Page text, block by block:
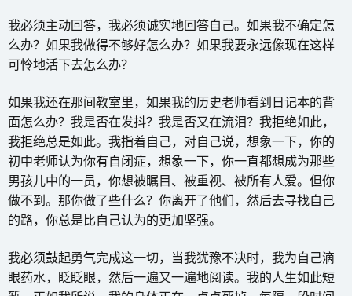
我必须主动回答，我必须诚实地回答自己。如果我不确定怎
么办？如果我做得不够好怎么办？如果我要永远像现在这样
可怜地活下去怎么办？
如果我还在那间教室里，如果我的历史老师看到日记本的背
面怎么办？我是否在发抖？我是否又在流泪？我拒绝如此，
我拒绝总是如此。我指着自己，对自己说，想象一下，你的
初中老师认为你有自闭症，想象一下，你一直都想成为那些
男孩儿中的一员，你想被瞩目、被重视、被所有人爱。但你
做不到。那你做了些什么？你离开了他们，然后去寻找自己
的路，你总是比自己认为的更加坚强。
我必须鼓起勇气完成这一切，当我犹豫不决时，我为自己滴
眼药水，眨眨眼，然后一遍又一遍地阅读。我的人生如此短